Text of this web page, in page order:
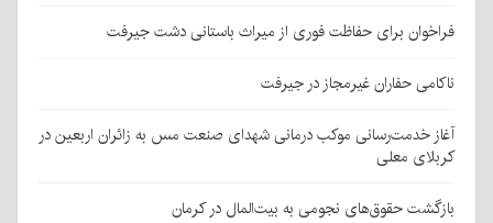
فراخوان برای حفاظت فوری از میراث باستانی دشت جیرفت
ناکامی حفاران غیرمجاز در جیرفت
آغاز خدمت‌رسانی موکب درمانی شهدای صنعت مس به زائران اربعین در
کربلای معلی
بازگشت حقوق‌های نجومی به بیت‌المال در کرمان